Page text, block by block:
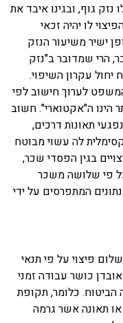
גוף, ובגינו איבד את
לו יהיה זכאי
ישיר משיעור הנזק
הרי שמדובר ב"נזק
עקרון השיפוי.
לערוך חישוב לפי
הינו ה"אקטוארי". חשוב
תאונות דרכים,
לה עשוי מבוטח
בגין הפסדי שכר,
פי שלושה משכר
המתפרסים על ידי
פיצוי על פי תנאי
כושר עבודה זמני
כלומר, תקופת
תאונה אשר גרמה